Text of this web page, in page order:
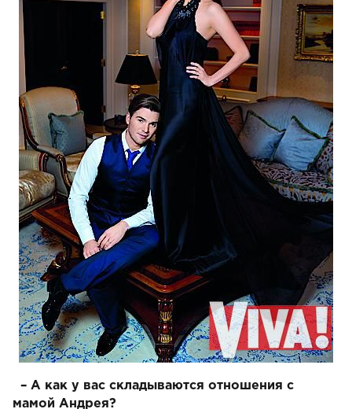
– А как у вас складываются отношения с
мамой Андрея?